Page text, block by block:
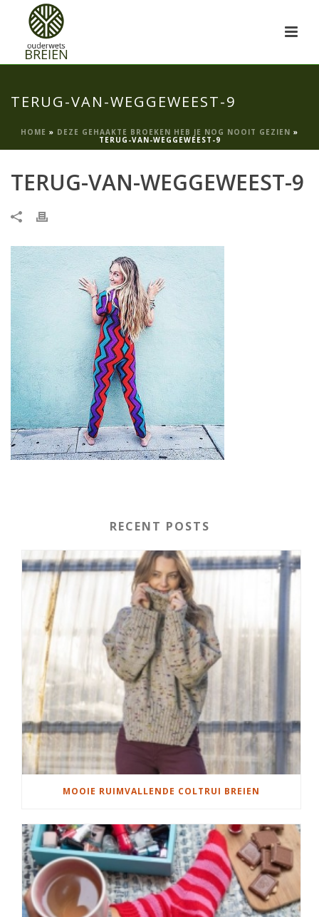
TERUG-VAN-WEGGEWEEST-9
HOME » DEZE GEHAAKTE BROEKEN HEB JE NOG NOOIT GEZIEN »
TERUG-VAN-WEGGEWEEST-9
TERUG-VAN-WEGGEWEEST-9
RECENT POSTS
MOOIE RUIMVALLENDE COLTRUI BREIEN